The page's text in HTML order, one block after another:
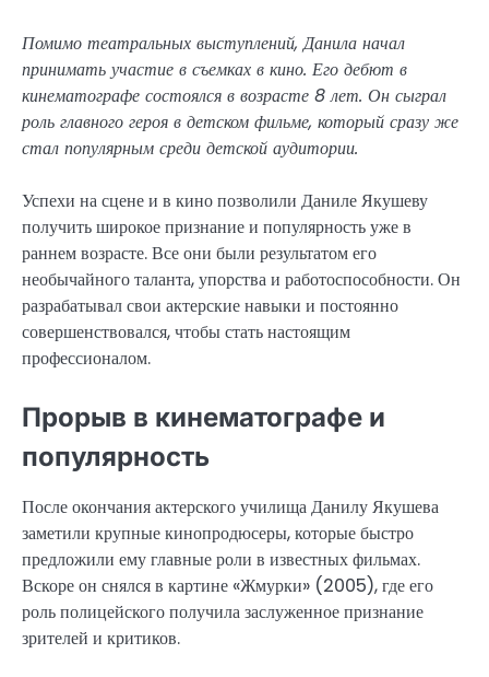
Помимо театральных выступлений, Данила начал
принимать участие в съемках в кино. Его дебют в
кинематографе состоялся в возрасте 8 лет. Он сыграл
роль главного героя в детском фильме, который сразу же
стал популярным среди детской аудитории.
Успехи на сцене и в кино позволили Даниле Якушеву
получить широкое признание и популярность уже в
раннем возрасте. Все они были результатом его
необычайного таланта, упорства и работоспособности. Он
разрабатывал свои актерские навыки и постоянно
совершенствовался, чтобы стать настоящим
профессионалом.
Прорыв в кинематографе и
популярность
После окончания актерского училища Данилу Якушева
заметили крупные кинопродюсеры, которые быстро
предложили ему главные роли в известных фильмах.
Вскоре он снялся в картине «Жмурки» (2005), где его
роль полицейского получила заслуженное признание
зрителей и критиков.